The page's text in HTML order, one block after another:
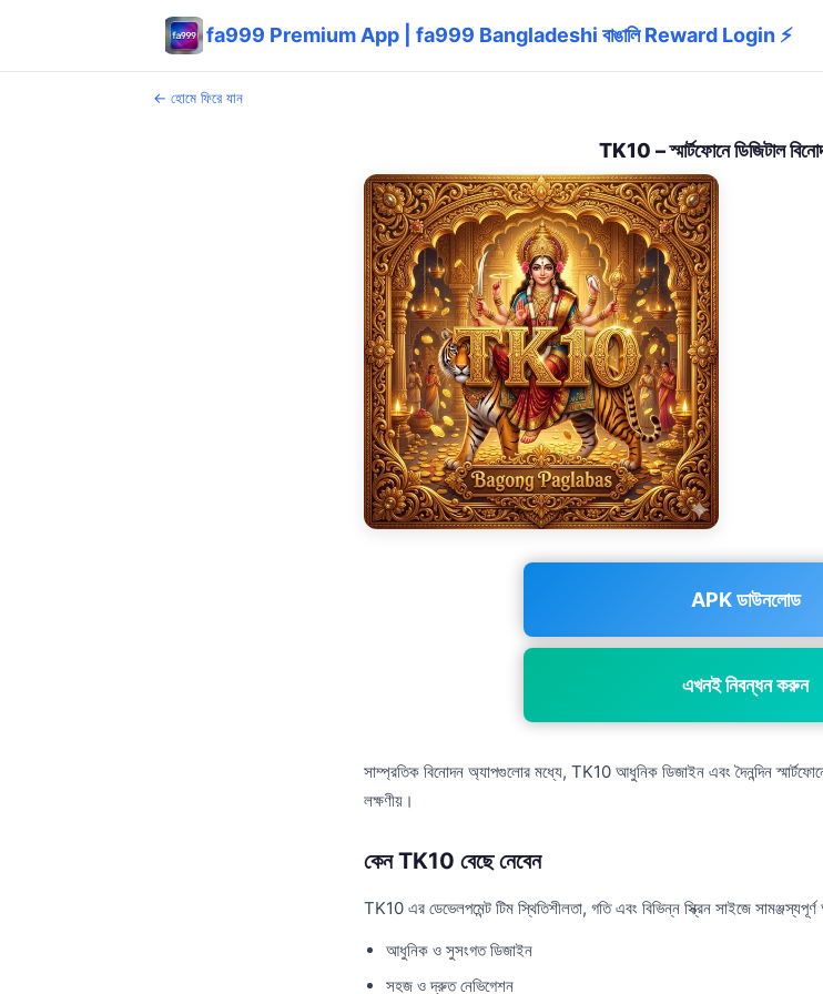
fa999 Premium App | fa999 Bangladeshi বাঙালি Reward Login ⚡
← হোমে ফিরে যান
TK10 – স্মার্টফোনে ডিজিটাল
APK ডাউনলোড
এখনই নিবন্ধন করুন
সাম্প্রতিক বিনোদন অ্যাপগুলোর মধ্যে, TK10 আধুনিক ডিজাইন এবং দৈনন্দিন
লক্ষণীয়।
কেন TK10 বেছে নেবেন
TK10 এর ডেভেলপমেন্ট টিম স্থিতিশীলতা, গতি এবং বিভিন্ন স্ক্রিন সাইজে
আধুনিক ও সুসংগত ডিজাইন
সহজ ও দ্রুত নেভিগেশন